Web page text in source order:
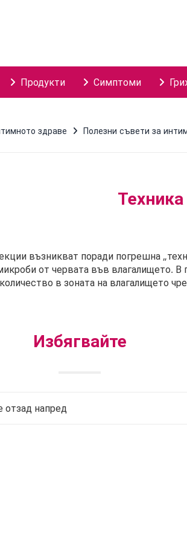
Продукти Симптоми
здраве Полезни съвети за
възникват поради погрешна
от червата във влагалището. В
в зоната на влагалището
Избягвайте
отзад напред